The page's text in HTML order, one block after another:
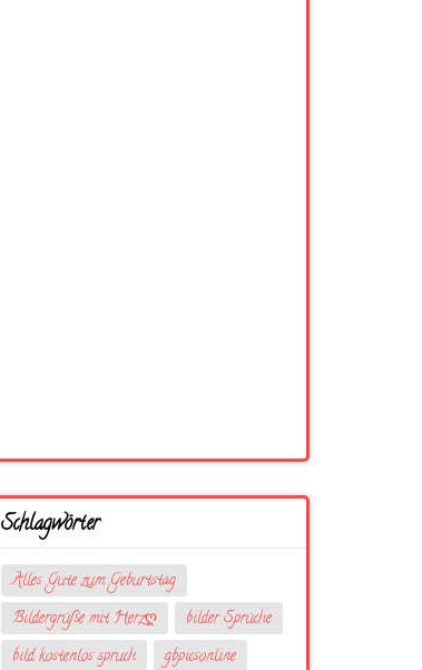
Schlagwörter
Alles Gute zum Geburtstag
Bildergrüße mit Herzღ
bilder Sprüche
bild kostenlos spruch
gbpicsonline